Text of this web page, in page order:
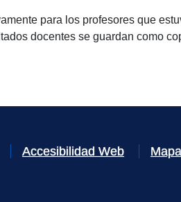
para los profesores que
docentes se guardan como
Accesibilidad Web